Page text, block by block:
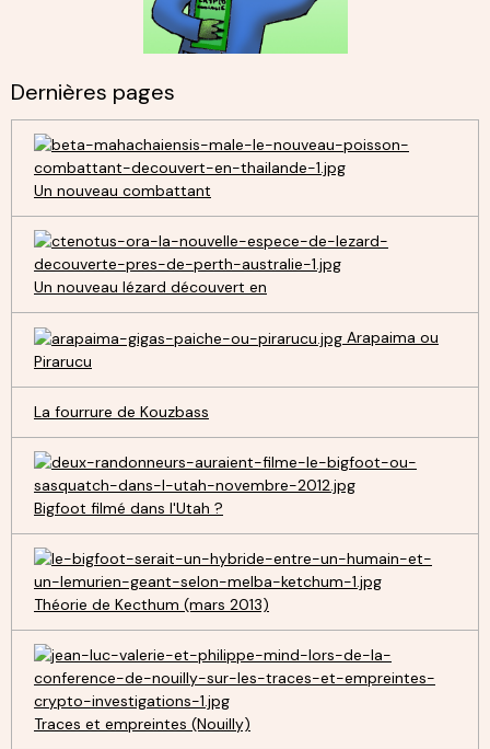
Dernières pages
Un nouveau combattant
Un nouveau lézard découvert en
Arapaima ou
Pirarucu
La fourrure de Kouzbass
Bigfoot filmé dans l'Utah ?
Théorie de Kecthum (mars 2013)
Traces et empreintes (Nouilly)